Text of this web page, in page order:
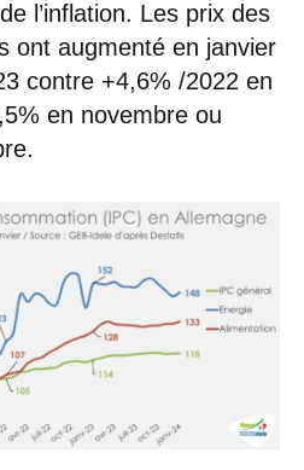
l’inflation. Les prix des
ont augmenté en janvier
contre +4,6% /2022 en
en novembre ou